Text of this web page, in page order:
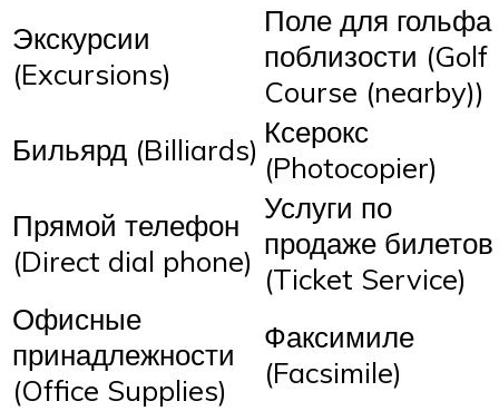
Экскурсии
(Excursions)
Поле для гольфа
поблизости (Golf
Course (nearby))
Бильярд (Billiards) Ксерокс
(Photocopier)
Прямой телефон
(Direct dial phone)
Услуги по
продаже билетов
(Ticket Service)
Офисные
принадлежности
(Office Supplies)
Факсимиле
(Facsimile)